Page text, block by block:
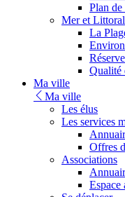
Plan
Mer et Littoral
La
Qualité
Ma ville
Ma ville
Les élus
Les services
Offres
Associations
Espace